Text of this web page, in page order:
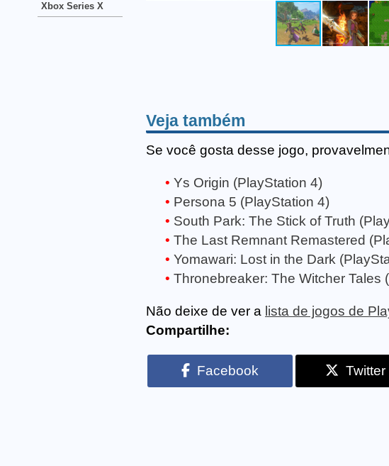
Veja também
Se você gosta desse jogo,
Ys Origin (PlayStation 4)
Persona 5 (PlayStation 4)
South Park: The Stick of Truth
The Last Remnant Remastered
Yomawari: Lost in the Dark
Thronebreaker: The Witcher Tales
Não deixe de ver a lista de jogos de
Compartilhe:
Facebook Twitter
Xbox Series X